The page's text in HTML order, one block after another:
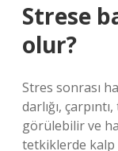
Strese
olur?
Stres sonrası
darlığı,
görülebilir ve
tetkiklerde